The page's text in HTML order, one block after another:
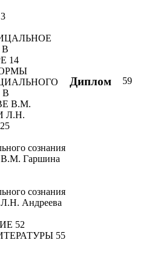
14
В
В.М.
Л.Н.
сознания
В.М. Гаршина
сознания
Л.Н. Андреева
52
55
Диплом 59